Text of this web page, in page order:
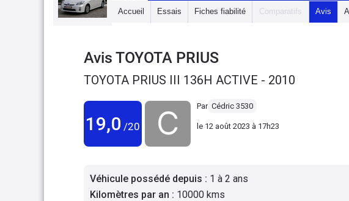
Accueil Essais Fiches fiabilité Comparatifs Avis
Avis TOYOTA PRIUS
TOYOTA PRIUS III 136H ACTIVE - 2010
19,0 /20
Par Cédric 3530
le 12 août 2023 à 17h23
Véhicule possédé depuis : 1 à 2 ans
Kilomètres par an : 10000 kms